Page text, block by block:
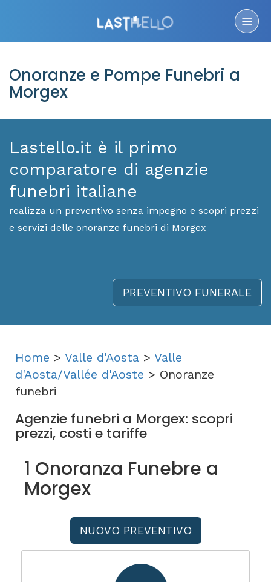
Onoranze e Pompe Funebri a
Morgex
Lastello.it è il primo
comparatore di agenzie
funebri italiane
realizza un preventivo senza impegno e scopri prezzi
e servizi delle onoranze funebri di Morgex
PREVENTIVO FUNERALE
Home > Valle d'Aosta > Valle
d'Aosta/Vallée d'Aoste > Onoranze
funebri
Agenzie funebri a Morgex: scopri
prezzi, costi e tariffe
1 Onoranza Funebre a
Morgex
NUOVO PREVENTIVO